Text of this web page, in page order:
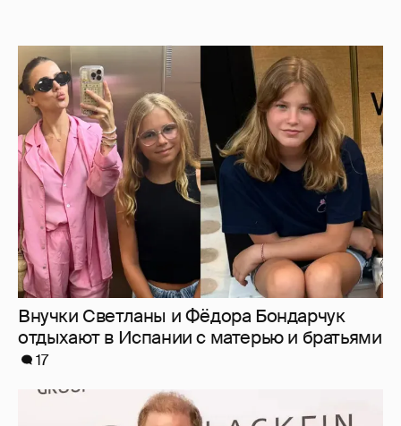
Внучки Светланы и Фёдора Бондарчук
отдыхают в Испании с матерью и братьями
17